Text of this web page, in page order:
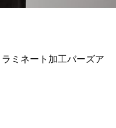
ミネート加工バーズア